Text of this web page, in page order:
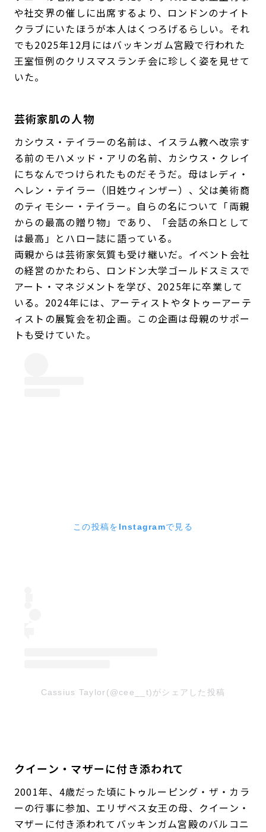
や社交界の催しに出席するより、ロンドンのナイト
クラブにいたほうが本人はくつろげるらしい。それ
でも2025年12月にはバッキンガム宮殿で行われた
王室恒例のクリスマスランチ会に珍しく姿を見せて
いた。
芸術家肌の人物
カシウス・テイラーの名前は、イスラム教へ改宗す
る前のモハメッド・アリの名前、カシウス・クレイ
にちなんでつけられたものだそうだ。母はレディ・
ヘレン・テイラー（旧姓ウィンザー）、父は美術商
のティモシー・テイラー。自らの名について「両親
からの最高の贈り物」であり、「会話の糸口として
は最高」とハロー誌に語っている。
両親からは芸術家気質も受け継いだ。イベント会社
の経営のかたわら、ロンドン大学ゴールドスミスで
アート・マネジメントを学び、2025年に卒業して
いる。2024年には、アーティストやタトゥーアーテ
ィストの展覧会を初企画。この企画は母親のサポー
トも受けていた。
この投稿をInstagramで見る
Cassius Taylor(@cee__t)がシェアした投稿
クイーン・マザーに付き添われて
2001年、4歳だった頃にトゥルーピング・ザ・カラ
ーの行事に参加、エリザベス女王の母、クイーン・
マザーに付き添われてバッキンガム宮殿のバルコニ